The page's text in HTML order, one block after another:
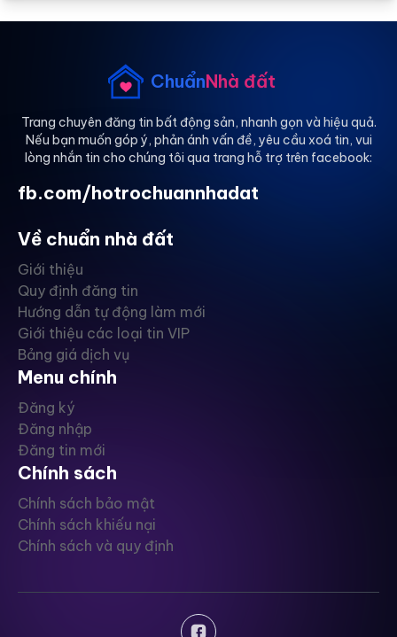
ChuẩnNhà đất
Trang chuyên đăng tin bất động sản, nhanh gọn và hiệu quả.
Nếu bạn muốn góp ý, phản ánh vấn đề, yêu cầu xoá tin, vui
lòng nhắn tin cho chúng tôi qua trang hỗ trợ trên facebook:
fb.com/hotrochuannhadat
Về chuẩn nhà đất
Giới thiệu
Quy định đăng tin
Hướng dẫn tự động làm mới
Giới thiệu các loại tin VIP
Bảng giá dịch vụ
Menu chính
Đăng ký
Đăng nhập
Đăng tin mới
Chính sách
Chính sách bảo mật
Chính sách khiếu nại
Chính sách và quy định